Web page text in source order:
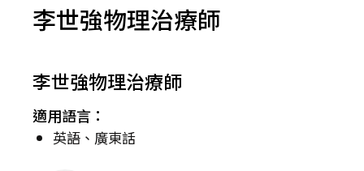
李世強物理治療師
李世強物理治療師
適用語言：
英語、廣東話